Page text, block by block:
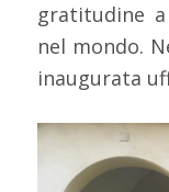
gratitudine
nel mondo.
inaugurata